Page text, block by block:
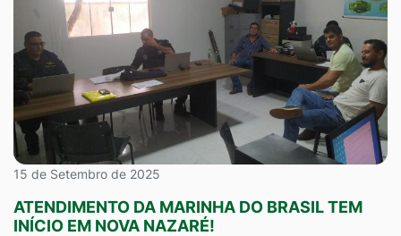
15 de Setembro de 2025
ATENDIMENTO DA MARINHA DO BRASIL TEM
INÍCIO EM NOVA NAZARÉ!